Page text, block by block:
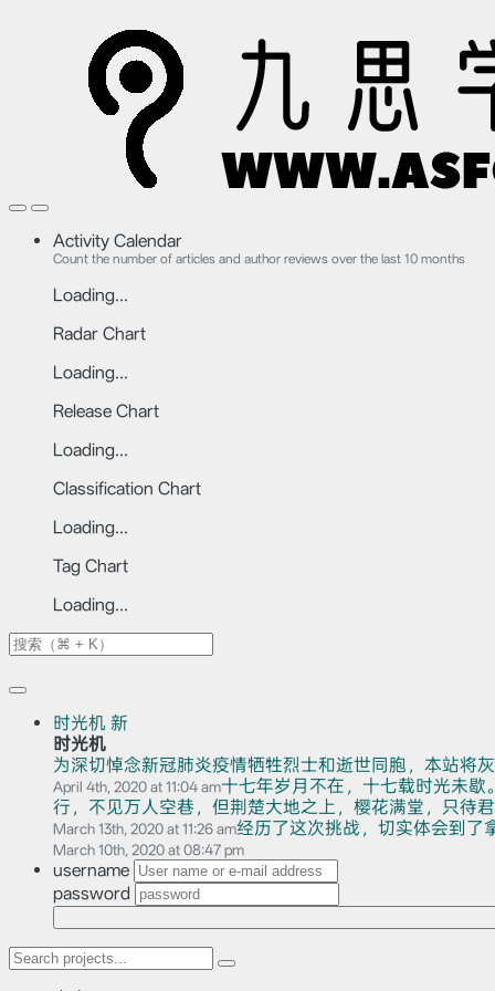
Activity Calendar
Count the number of articles and author reviews over the last 10 months
Loading...
Radar Chart
Loading...
Release Chart
Loading...
Classification Chart
Loading...
Tag Chart
Loading...
时光机 新
时光机
为深切悼念新冠肺炎疫情牺牲烈士和逝世同胞，本站将
April 4th, 2020 at 11:04 am十七年岁月不在，十七载时光未
行，不见万人空巷，但荆楚大地之上，樱花满堂，只待
March 13th, 2020 at 11:26 am经历了这次挑战，切实体会到了
March 10th, 2020 at 08:47 pm
username
password